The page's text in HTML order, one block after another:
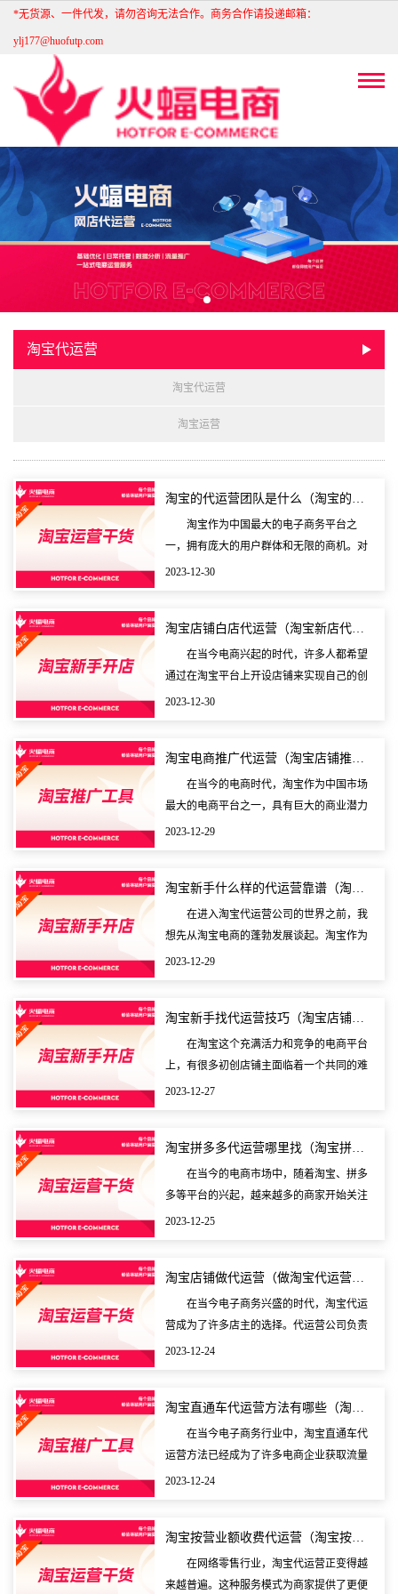
*无货源、一件代发，请勿咨询无法合作。商务合作请投递邮箱：
ylj177@huofutp.com
淘宝代运营
淘宝代运营
淘宝运营
淘宝的代运营团队是什么（淘宝的代运营团队是什么意思）
淘宝作为中国最大的电子商务平台之
一，拥有庞大的用户群体和无限的商机。对
于一些商家来说，要有效经营和管理自己的
2023-12-30
淘宝店铺白店代运营（淘宝新店代运营）
在当今电商兴起的时代，许多人都希望
通过在淘宝平台上开设店铺来实现自己的创
业梦想。对于许多新手小白来说，要想成功
2023-12-30
淘宝电商推广代运营（淘宝店铺推广代运营）
在当今的电商时代，淘宝作为中国市场
最大的电商平台之一，具有巨大的商业潜力
和市场吸引力。众多商家都希望能够在淘宝
2023-12-29
淘宝新手什么样的代运营靠谱（淘宝代运营公司哪家比较好
在进入淘宝代运营公司的世界之前，我
想先从淘宝电商的蓬勃发展谈起。淘宝作为
中国最大的在线购物网站，已成为数百万小
2023-12-29
淘宝新手找代运营技巧（淘宝店铺找代运营做有效果吗）
在淘宝这个充满活力和竞争的电商平台
上，有很多初创店铺主面临着一个共同的难
题：如何让自己的店铺脱颖而出，真正取得
2023-12-27
淘宝拼多多代运营哪里找（淘宝拼多多代运营具体工作）
在当今的电商市场中，随着淘宝、拼多
多等平台的兴起，越来越多的商家开始关注
线上电商店铺的运营。对于一些新手来说，
2023-12-25
淘宝店铺做代运营（做淘宝代运营赚钱吗）
在当今电子商务兴盛的时代，淘宝代运
营成为了许多店主的选择。代运营公司负责
店铺整体设计、产品上架、销售策略、订单
2023-12-24
淘宝直通车代运营方法有哪些（淘宝直通车代运营方法有哪
在当今电子商务行业中，淘宝直通车代
运营方法已经成为了许多电商企业获取流量
和提升销售的重要手段。针对这一话题，本
2023-12-24
淘宝按营业额收费代运营（淘宝按营业额收费代运营可以吗
在网络零售行业，淘宝代运营正变得越
来越普遍。这种服务模式为商家提供了更便